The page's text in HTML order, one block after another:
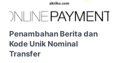
Penambahan Berita dan
Kode Unik Nominal
Transfer